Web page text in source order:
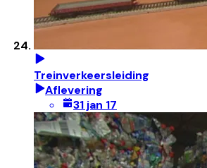
Treinverkeersleiding
Aflevering
31 jan 17